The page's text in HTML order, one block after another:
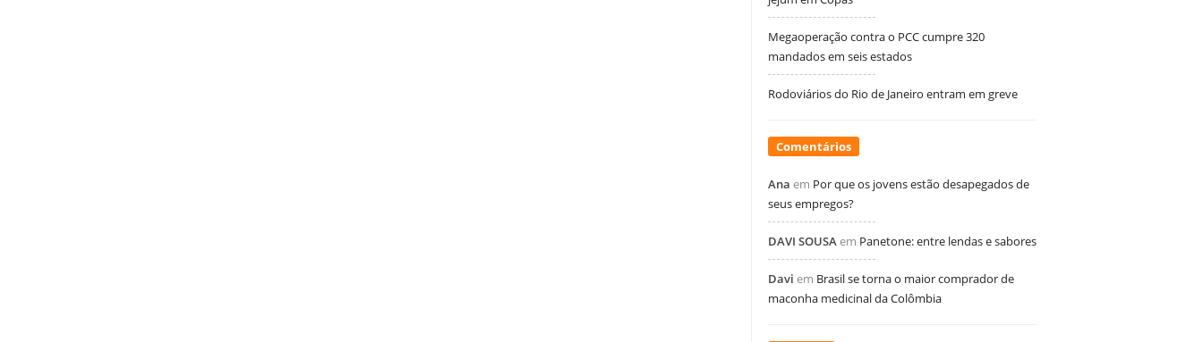
Megaoperação contra o PCC cumpre 320
mandados em seis estados
Rodoviários do Rio de Janeiro entram em greve
Comentários
Ana em Por que os jovens estão desapegados de
seus empregos?
DAVI SOUSAem Panetone: entre lendas e sabores
Davi em Brasil se torna o maior comprador de
maconha medicinal da Colômbia